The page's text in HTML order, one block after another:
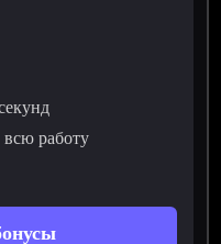
работу